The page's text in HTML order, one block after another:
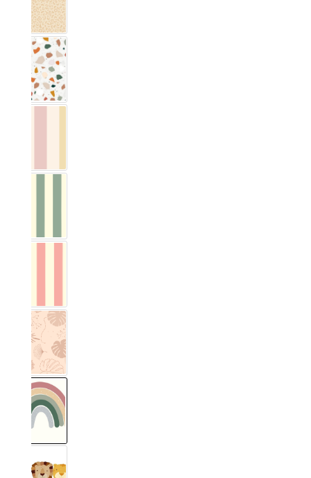
Leo Échantillon
Terrazzo
Monstera
Arc-en-ciel